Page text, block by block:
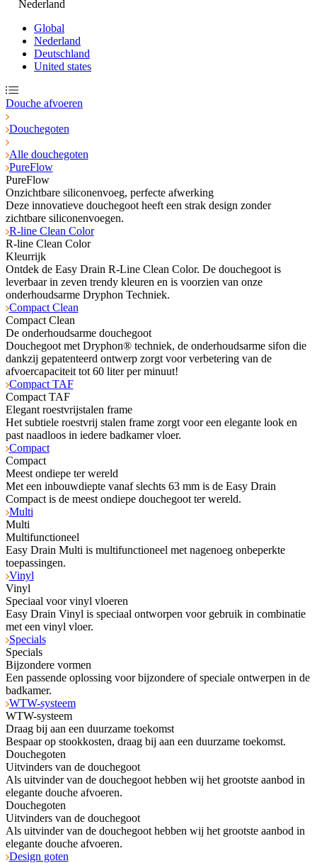
Nederland
Global
Nederland
Deutschland
United states
Douche afvoeren
Douchegoten
Alle douchegoten
PureFlow
PureFlow
Onzichtbare siliconenvoeg, perfecte afwerking
Deze innovatieve douchegoot heeft een strak design zonder
zichtbare siliconenvoegen.
R-line Clean Color
R-line Clean Color
Kleurrijk
Ontdek de Easy Drain R-Line Clean Color. De douchegoot is
leverbaar in zeven trendy kleuren en is voorzien van onze
onderhoudsarme Dryphon Techniek.
Compact Clean
Compact Clean
De onderhoudsarme douchegoot
Douchegoot met Dryphon® techniek, de onderhoudsarme sifon die
dankzij gepatenteerd ontwerp zorgt voor verbetering van de
afvoercapaciteit tot 60 liter per minuut!
Compact TAF
Compact TAF
Elegant roestvrijstalen frame
Het subtiele roestvrij stalen frame zorgt voor een elegante look en
past naadloos in iedere badkamer vloer.
Compact
Compact
Meest ondiepe ter wereld
Met een inbouwdiepte vanaf slechts 63 mm is de Easy Drain
Compact is de meest ondiepe douchegoot ter wereld.
Multi
Multi
Multifunctioneel
Easy Drain Multi is multifunctioneel met nagenoeg onbeperkte
toepassingen.
Vinyl
Vinyl
Speciaal voor vinyl vloeren
Easy Drain Vinyl is speciaal ontworpen voor gebruik in combinatie
met een vinyl vloer.
Specials
Specials
Bijzondere vormen
Een passende oplossing voor bijzondere of speciale ontwerpen in de
badkamer.
WTW-systeem
WTW-systeem
Draag bij aan een duurzame toekomst
Bespaar op stookkosten, draag bij aan een duurzame toekomst.
Douchegoten
Uitvinders van de douchegoot
Als uitvinder van de douchegoot hebben wij het grootste aanbod in
elegante douche afvoeren.
Douchegoten
Uitvinders van de douchegoot
Als uitvinder van de douchegoot hebben wij het grootste aanbod in
elegante douche afvoeren.
Design goten